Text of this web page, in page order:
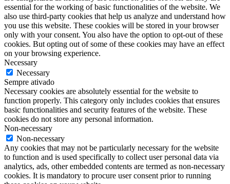
essential for the working of basic functionalities of the website. We
also use third-party cookies that help us analyze and understand how
you use this website. These cookies will be stored in your browser
only with your consent. You also have the option to opt-out of these
cookies. But opting out of some of these cookies may have an effect
on your browsing experience.
Necessary
Necessary
Sempre ativado
Necessary cookies are absolutely essential for the website to
function properly. This category only includes cookies that ensures
basic functionalities and security features of the website. These
cookies do not store any personal information.
Non-necessary
Non-necessary
Any cookies that may not be particularly necessary for the website
to function and is used specifically to collect user personal data via
analytics, ads, other embedded contents are termed as non-necessary
cookies. It is mandatory to procure user consent prior to running